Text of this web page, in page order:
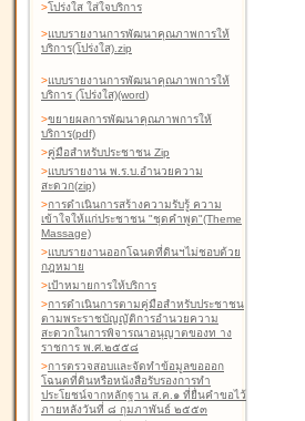
>โปร่งใส ใส่ใจบริการ
>แบบรายงานการพัฒนาคุณภาพการให้
บริการ(โปร่งใส).zip
>แบบรายงานการพัฒนาคุณภาพการให้
บริการ (โปร่งใส)(word)
>ขยายผลการพัฒนาคุณภาพการให้
บริการ(pdf)
>คู่มือสำหรับประชาชน Zip
>แบบรายงาน พ.ร.บ.อำนวยความ
สะดวก(zip)
>การดำเนินการสร้างความรับรู้ ความ
เข้าใจให้แก่ประชาชน "ชุดคำพูด"(Theme
Massage)
>แบบรายงานออกโฉนดที่ดินฯไม่ชอบด้วย
กฎหมาย
>เป้าหมายการให้บริการ
>การดำเนินการตามคู่มือสำหรับประชาชน
ตามพระราชบัญญัติการอำนวยความ
สะดวกในการพิจารณาอนุญาตของท าง
ราชการ พ.ศ.๒๕๕๘
>การตรวจสอบและจัดทำข้อมูลขอออก
โฉนดที่ดินหรือหนังสือรับรองการทำ
ประโยชน์จากหลักฐาน ส.ค.๑ ที่ยื่นคำขอไว้
ภายหลังวันที่ ๘ กุมภาพันธ์ ๒๕๕๓